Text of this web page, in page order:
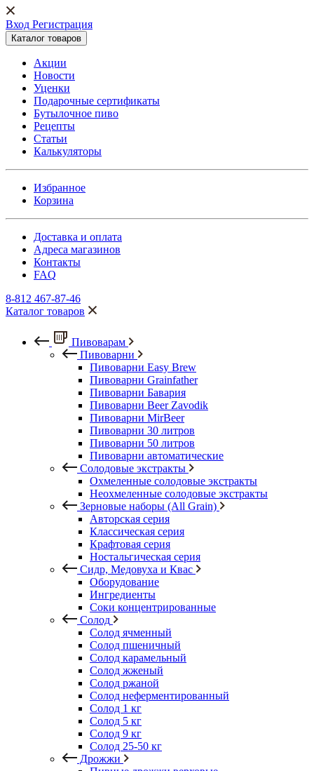
Вход Регистрация
Каталог товаров
Акции
Новости
Уценки
Подарочные сертификаты
Бутылочное пиво
Рецепты
Статьи
Калькуляторы
Избранное
Корзина
Доставка и оплата
Адреса магазинов
Контакты
FAQ
8-812 467-87-46
Каталог товаров
Пивоварам
Пивоварни
Пивоварни Easy Brew
Пивоварни Grainfather
Пивоварни Бавария
Пивоварни Beer Zavodik
Пивоварни MirBeer
Пивоварни 30 литров
Пивоварни 50 литров
Пивоварни автоматические
Солодовые экстракты
Охмеленные солодовые экстракты
Неохмеленные солодовые экстракты
Зерновые наборы (All Grain)
Авторская серия
Классическая серия
Крафтовая серия
Ностальгическая серия
Сидр, Медовуха и Квас
Оборудование
Ингредиенты
Соки концентрированные
Солод
Солод ячменный
Солод пшеничный
Солод карамельный
Солод жженый
Солод ржаной
Солод неферментированный
Солод 1 кг
Солод 5 кг
Солод 9 кг
Солод 25-50 кг
Дрожжи